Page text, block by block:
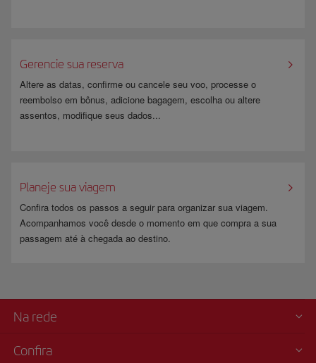
Gerencie sua reserva
Altere as datas, confirme ou cancele seu voo, processe o
reembolso em bônus, adicione bagagem, escolha ou altere
assentos, modifique seus dados...
Planeje sua viagem
Confira todos os passos a seguir para organizar sua viagem.
Acompanhamos você desde o momento em que compra a sua
passagem até à chegada ao destino.
Na rede
Confira